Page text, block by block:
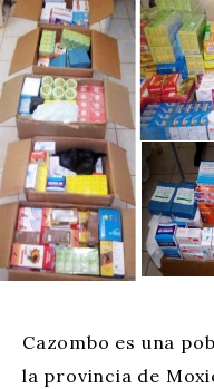
Cazombo es una
la provincia de